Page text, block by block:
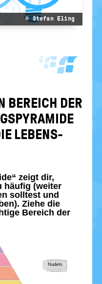
© Stefan Eling
BE­REICH DER
LE­BENS­